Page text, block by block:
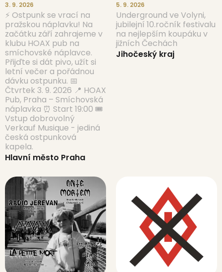
3. 9. 2026
⚡️ Ostpunk se vrací na
pražskou náplavku! Na
začátku září zahrajeme v
klubu HOAX pub na
smíchovské náplavce.
Přijďte si dát pivo, užít si
letní večer a pořádnou
dávku ostpunku. 📅
Čtvrtek 3. 9. 2026 📍 HOAX
Pub, Praha – Smíchovská
náplavka ⏰ Start 19:00 🎟️
Vstup dobrovolný
Verkauf Musique - jediná
česká ostpunková
kapela.
Hlavní město Praha
5. 9. 2026
Underground ve Volyni,
jubilejní 10.ročník festivalu
na nejlepším koupáku v
jižních Čechách
Jihočeský kraj